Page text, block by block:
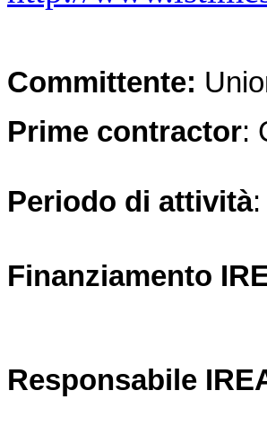
Committente:
Prime contractor:
Periodo di attività:
Finanziamento
Responsabile